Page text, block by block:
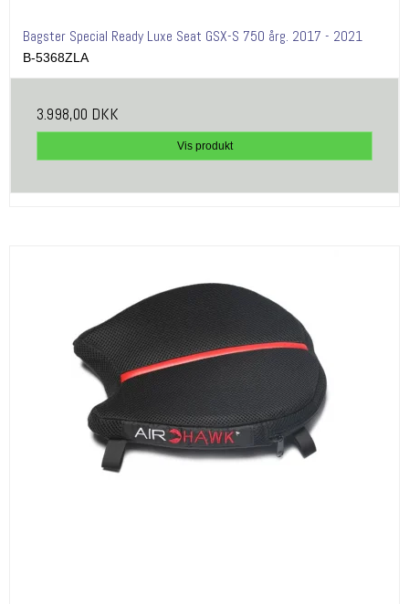
Bagster Special Ready Luxe Seat GSX-S 750 årg. 2017 - 2021
B-5368ZLA
3.998,00 DKK
Vis produkt